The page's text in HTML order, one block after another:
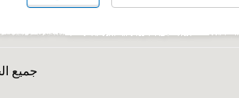
جميع